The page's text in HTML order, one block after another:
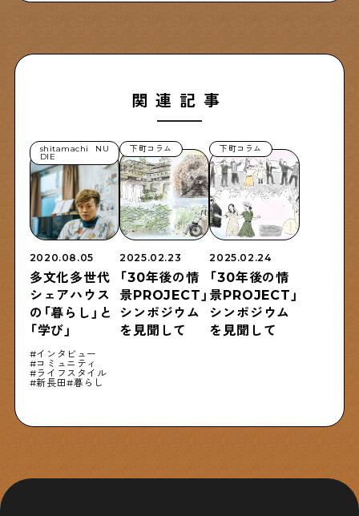
関連記事
shitamachi NU
DIE
2020.08.05
多文化多世代
シェアハウス
の「暮らし」と
「学び」
インタビュー
コミュニティ
ライフスタイル
新長田 暮らし
下町コラム
2025.02.23
「30年後の情
景PROJECT」
シンポジウム
を見聞して
下町コラム
2025.02.24
「30年後の情
景PROJECT」
シンポジウム
を見聞して